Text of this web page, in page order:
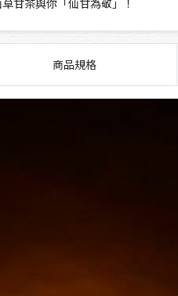
甘茶與你「仙甘為敬」！
商品規格